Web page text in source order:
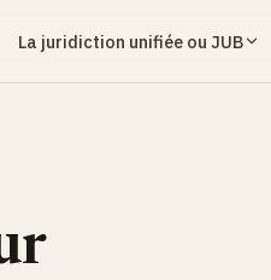
La juridiction unifiée ou JUB